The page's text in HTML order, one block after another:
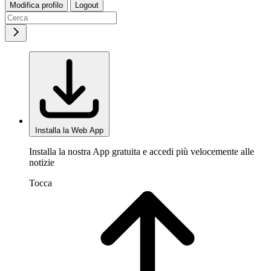
Modifica profilo Logout
Installa la Web App
Installa la nostra App gratuita e accedi più velocemente alle
notizie
Tocca